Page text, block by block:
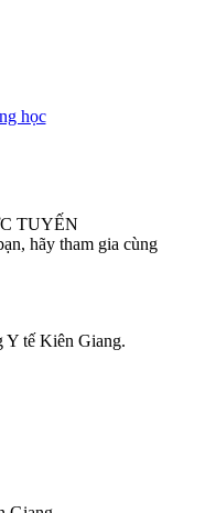
TUYẾN
hãy tham gia cùng
Y tế Kiên Giang.